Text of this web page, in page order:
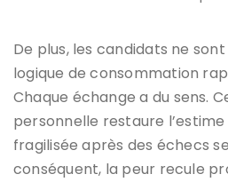
De plus, les candidats ne
logique de consommation
Chaque échange a du sens.
personnelle restaure l’estime
fragilisée après des échecs
conséquent, la peur recule